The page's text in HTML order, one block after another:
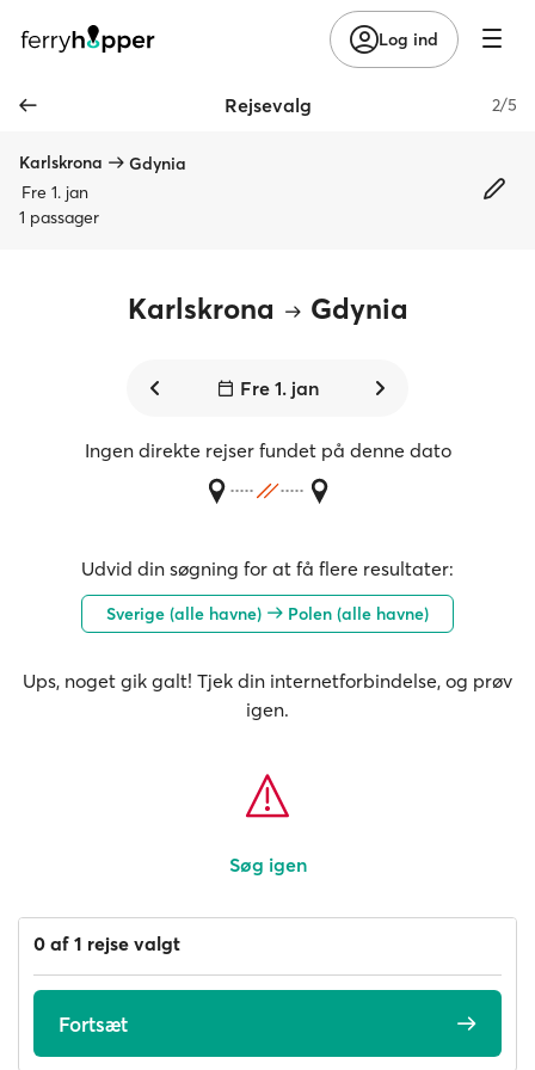
Log ind
Rejsevalg 2/5
Karlskrona
Gdynia
Fre 1. jan
1 passager
Karlskrona Gdynia
Fre 1. jan
Ingen direkte rejser fundet på denne dato
Udvid din søgning for at få flere resultater:
Sverige (alle havne) Polen (alle havne)
Ups, noget gik galt! Tjek din internetforbindelse, og prøv
igen.
Søg igen
0 af 1 rejse valgt
Fortsæt